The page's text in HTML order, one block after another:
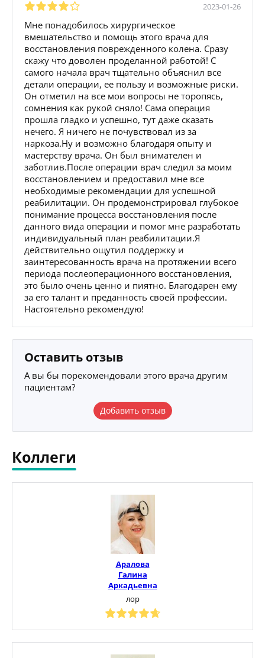
2023-01-26
Мне понадобилось хирургическое
вмешательство и помощь этого врача для
восстановления поврежденного колена. Сразу
скажу что доволен проделанной работой! С
самого начала врач тщательно объяснил все
детали операции, ее пользу и возможные риски.
Он отметил на все мои вопросы не торопясь,
сомнения как рукой сняло! Сама операция
прошла гладко и успешно, тут даже сказать
нечего. Я ничего не почувствовал из за
наркоза.Ну и возможно благодаря опыту и
мастерству врача. Он был внимателен и
заботлив.После операции врач следил за моим
восстановлением и предоставил мне все
необходимые рекомендации для успешной
реабилитации. Он продемонстрировал глубокое
понимание процесса восстановления после
данного вида операции и помог мне разработать
индивидуальный план реабилитации.Я
действительно ощутил поддержку и
заинтересованность врача на протяжении всего
периода послеоперационного восстановления,
это было очень ценно и пиятно. Благодарен ему
за его талант и преданность своей профессии.
Настоятельно рекомендую!
Оставить отзыв
А вы бы порекомендовали этого врача другим
пациентам?
Добавить отзыв
Коллеги
Аралова
Галина
Аркадьевна
лор